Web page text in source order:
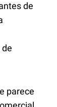
de
parece